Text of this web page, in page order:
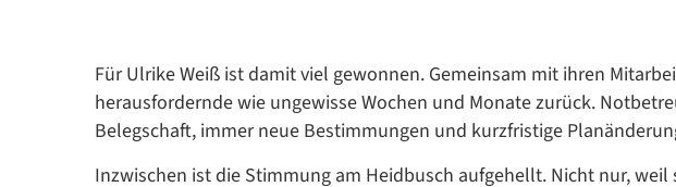
Für Ulrike Weiß ist damit viel gewonnen. Gemeinsam mit ihren
herausfordernde wie ungewisse Wochen und Monate zurück.
Belegschaft, immer neue Bestimmungen und kurzfristige
Inzwischen ist die Stimmung am Heidbusch aufgehellt. Nicht nur, weil